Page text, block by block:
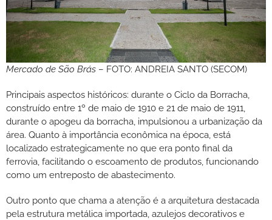
Mercado de São Brás – FOTO: ANDREIA SANTO (SECOM)
Principais aspectos históricos: durante o Ciclo da Borracha,
construído entre 1º de maio de 1910 e 21 de maio de 1911,
durante o apogeu da borracha, impulsionou a urbanização da
área. Quanto à importância econômica na época, está
localizado estrategicamente no que era ponto final da
ferrovia, facilitando o escoamento de produtos, funcionando
como um entreposto de abastecimento.
Outro ponto que chama a atenção é a arquitetura destacada
pela estrutura metálica importada, azulejos decorativos e